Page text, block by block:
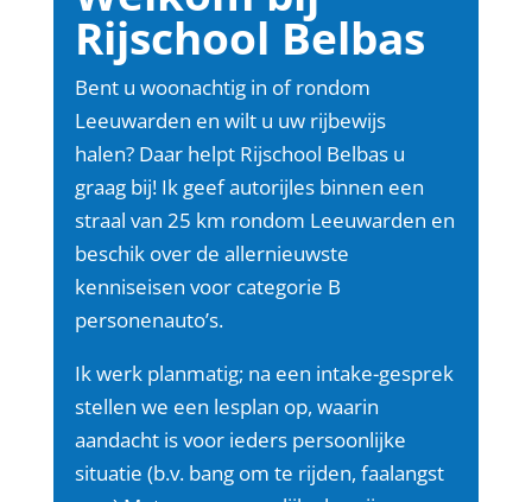
Rijschool Belbas
Bent u woonachtig in of rondom
Leeuwarden en wilt u uw rijbewijs
halen? Daar helpt Rijschool Belbas u
graag bij! Ik geef autorijles binnen een
straal van 25 km rondom Leeuwarden en
beschik over de allernieuwste
kenniseisen voor categorie B
personenauto’s.
Ik werk planmatig; na een intake-gesprek
stellen we een lesplan op, waarin
aandacht is voor ieders persoonlijke
situatie (b.v. bang om te rijden, faalangst